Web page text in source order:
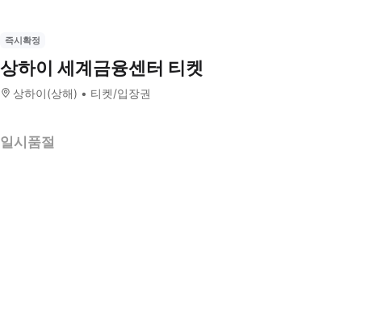
즉시확정
상하이 세계금융센터 티켓
상하이(상해) 티켓/입장권
일시품절